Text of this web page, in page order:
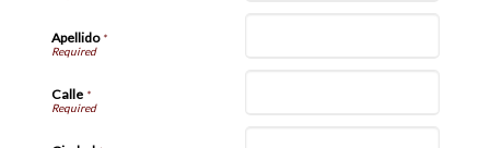
Apellido*
Calle*